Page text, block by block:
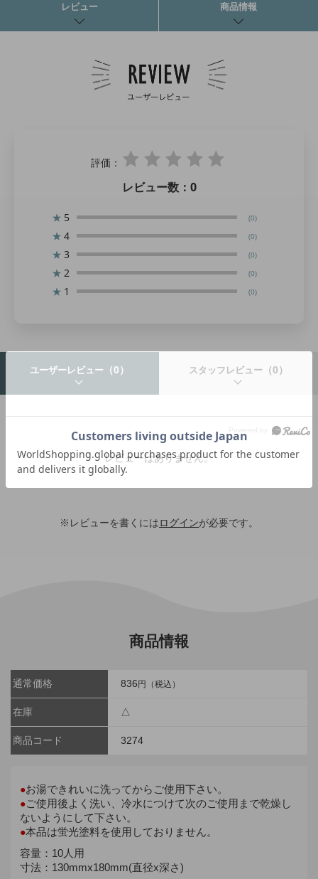
レビュー 商品情報
評価：
レビュー数： 0
★ 5 (0)
★ 4 (0)
★ 3 (0)
★ 2 (0)
★ 1 (0)
ユーザーレビュー （0） スタッフレビュー （0）
レビューはありません。
※レビューを書くにはログインが必要です。
商品情報
通常価格 836円（税込）
在庫 △
商品コード 3274
●お湯できれいに洗ってからご使用下さい。
●ご使用後よく洗い、冷水につけて次のご使用まで乾燥し
ないようにして下さい。
●本品は蛍光塗料を使用しておりません。
容量：10人用
寸法：130mmx180mm(直径x深さ)